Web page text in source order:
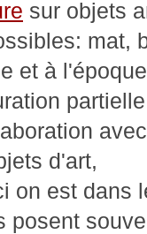
sur objets
mat,
et à
d'art,
on est dans
posent